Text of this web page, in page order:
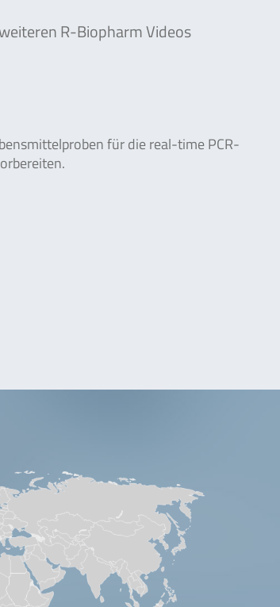
R-Biopharm Videos
für die real-time PCR-